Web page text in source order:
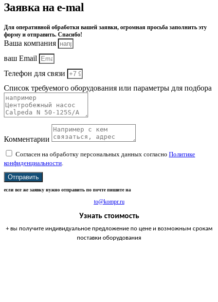
Заявка на e-mal
Для оперативной обработки вашей заявки, огромная просьба заполнить эту
форму и отправить. Спасибо!
Ваша компания
ваш Email
Телефон для связи
Список требуемого оборудования или параметры для подбора
Комментарии
Согласен на обработку персональных данных согласно Политике
конфиденциальности
Отправить
если все же заявку нужно отправить по почте пишите на
to@kompr.ru
Узнать стоимость
+ вы получите индивидуальное предложение по цене и возможным срокам
поставки оборудования